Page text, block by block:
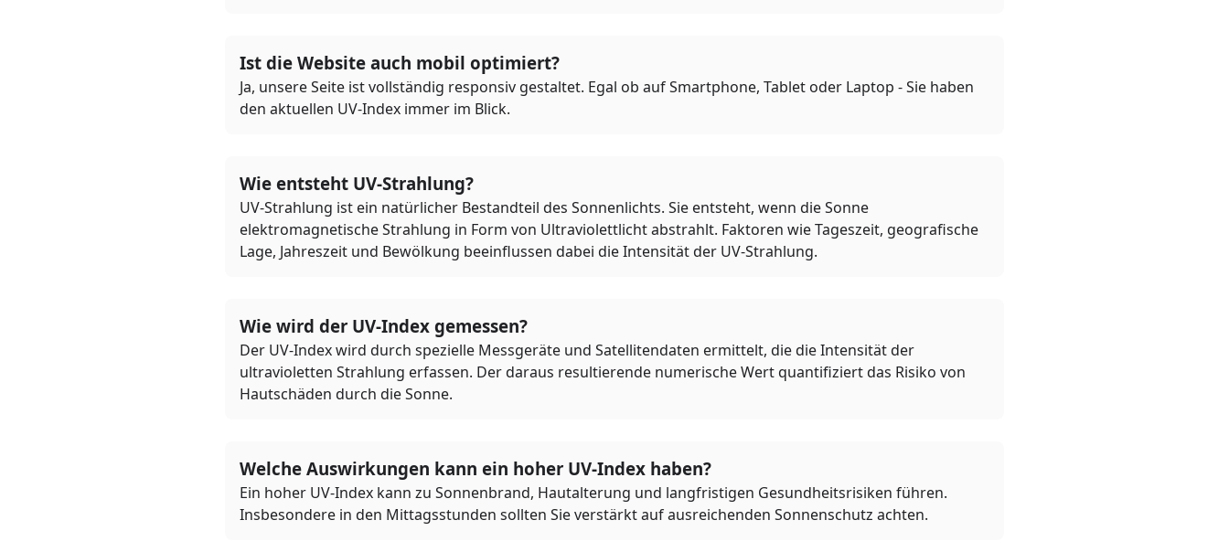
Ist die Website auch mobil optimiert?
Ja, unsere Seite ist vollständig responsiv gestaltet. Egal ob auf Smartphone, Tablet oder Laptop - Sie haben
den aktuellen UV-Index immer im Blick.
Wie entsteht UV-Strahlung?
UV-Strahlung ist ein natürlicher Bestandteil des Sonnenlichts. Sie entsteht, wenn die Sonne
elektromagnetische Strahlung in Form von Ultraviolettlicht abstrahlt. Faktoren wie Tageszeit, geografische
Lage, Jahreszeit und Bewölkung beeinflussen dabei die Intensität der UV-Strahlung.
Wie wird der UV-Index gemessen?
Der UV-Index wird durch spezielle Messgeräte und Satellitendaten ermittelt, die die Intensität der
ultravioletten Strahlung erfassen. Der daraus resultierende numerische Wert quantifiziert das Risiko von
Hautschäden durch die Sonne.
Welche Auswirkungen kann ein hoher UV-Index haben?
Ein hoher UV-Index kann zu Sonnenbrand, Hautalterung und langfristigen Gesundheitsrisiken führen.
Insbesondere in den Mittagsstunden sollten Sie verstärkt auf ausreichenden Sonnenschutz achten.